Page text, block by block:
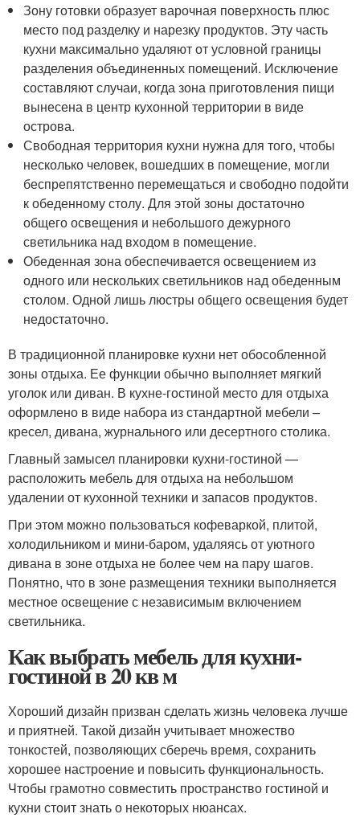
Зону готовки образует варочная поверхность плюс
место под разделку и нарезку продуктов. Эту часть
кухни максимально удаляют от условной границы
разделения объединенных помещений. Исключение
составляют случаи, когда зона приготовления пищи
вынесена в центр кухонной территории в виде
острова.
Свободная территория кухни нужна для того, чтобы
несколько человек, вошедших в помещение, могли
беспрепятственно перемещаться и свободно подойти
к обеденному столу. Для этой зоны достаточно
общего освещения и небольшого дежурного
светильника над входом в помещение.
Обеденная зона обеспечивается освещением из
одного или нескольких светильников над обеденным
столом. Одной лишь люстры общего освещения будет
недостаточно.
В традиционной планировке кухни нет обособленной
зоны отдыха. Ее функции обычно выполняет мягкий
уголок или диван. В кухне-гостиной место для отдыха
оформлено в виде набора из стандартной мебели –
кресел, дивана, журнального или десертного столика.
Главный замысел планировки кухни-гостиной —
расположить мебель для отдыха на небольшом
удалении от кухонной техники и запасов продуктов.
При этом можно пользоваться кофеваркой, плитой,
холодильником и мини-баром, удаляясь от уютного
дивана в зоне отдыха не более чем на пару шагов.
Понятно, что в зоне размещения техники выполняется
местное освещение с независимым включением
светильника.
Как выбрать мебель для кухни-
гостиной в 20 кв м
Хороший дизайн призван сделать жизнь человека лучше
и приятней. Такой дизайн учитывает множество
тонкостей, позволяющих сберечь время, сохранить
хорошее настроение и повысить функциональность.
Чтобы грамотно совместить пространство гостиной и
кухни стоит знать о некоторых нюансах.